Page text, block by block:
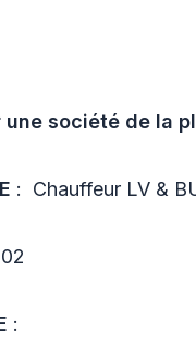
une société de la
: Chauffeur LV &
02
: